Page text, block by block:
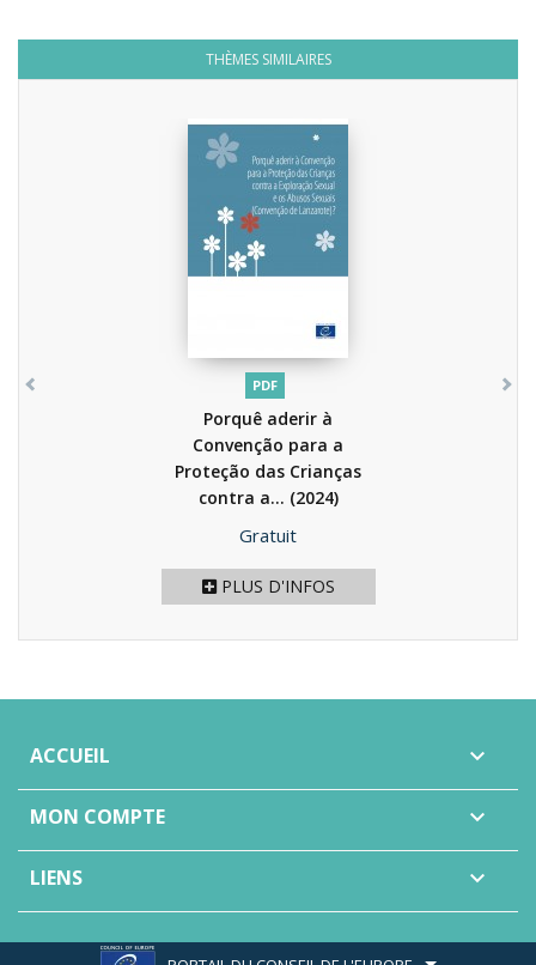
THÈMES SIMILAIRES
PDF
Porquê aderir à
Convenção para a
Proteção das Crianças
contra a... (2024)
Prix
Gratuit
PLUS D'INFOS
ACCUEIL 
MON COMPTE 
LIENS 